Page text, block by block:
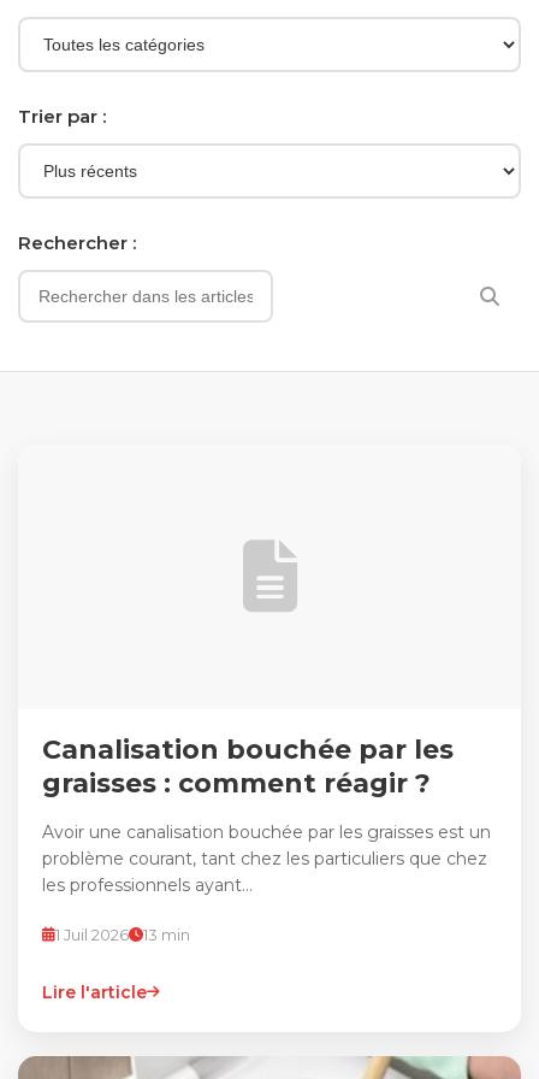
Trier par :
Rechercher :
Canalisation bouchée par les
graisses : comment réagir ?
Avoir une canalisation bouchée par les graisses est un
problème courant, tant chez les particuliers que chez
les professionnels ayant…
1 Juil 2026 13 min
Lire l'article